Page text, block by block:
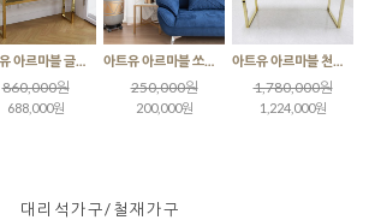
아트유 아르마블 글램 대리석 2단 콘솔 테이블
860,000원
688,000원
아트유 아르마블 쏘니아 대리석 사이드테이블
250,000원
200,000원
아트유 아르마블 천연 대리석 골드 직사각 식탁 테이블 / 그라지오까르니꼬
1,780,000원
1,224,000원
대리석가구/철재가구